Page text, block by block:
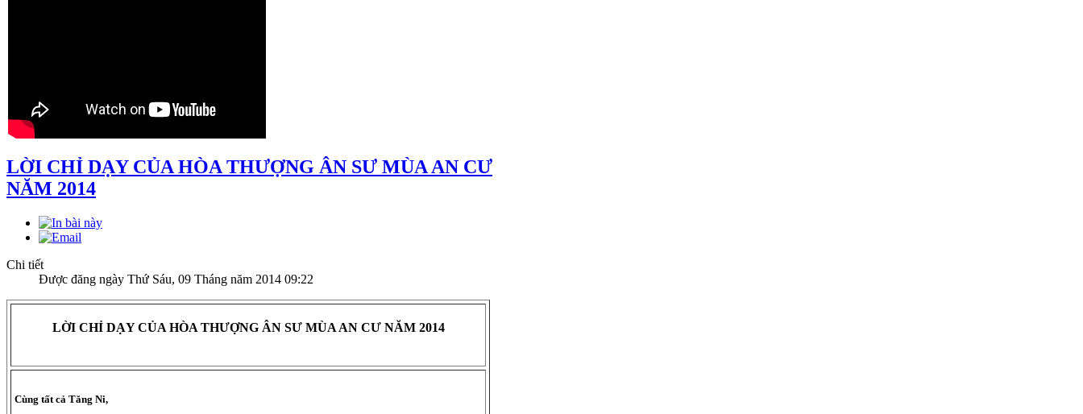
LỜI CHỈ DẠY CỦA HÒA THƯỢNG ÂN SƯ MÙA AN CƯ
NĂM 2014
Chi tiết
Được đăng ngày Thứ Sáu, 09 Tháng năm 2014 09:22
LỜI CHỈ DẠY CỦA HÒA THƯỢNG ÂN SƯ MÙA AN CƯ NĂM 2014
Cùng tất cả Tăng Ni,